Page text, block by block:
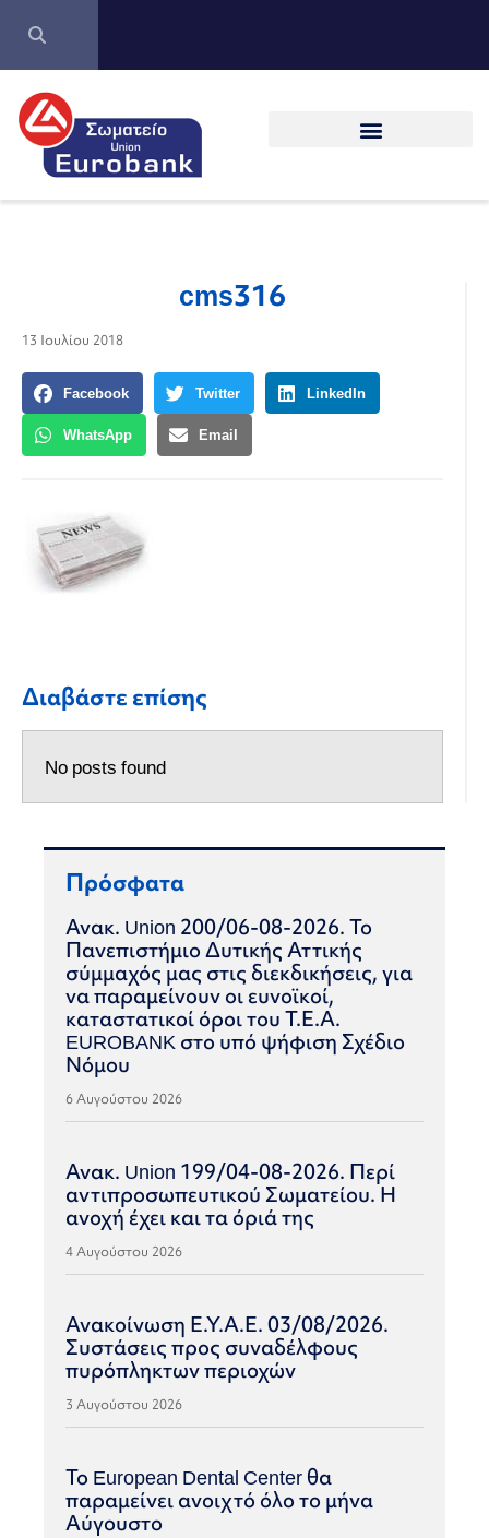
cms316
13 Ιουλίου 2018
Facebook Twitter LinkedIn
WhatsApp Email
Διαβάστε επίσης
No posts found
Πρόσφατα
Ανακ. Union 200/06-08-2026. Το
Πανεπιστήμιο Δυτικής Αττικής
σύμμαχός μας στις διεκδικήσεις, για
να παραμείνουν οι ευνοϊκοί,
καταστατικοί όροι του Τ.Ε.Α.
EUROBANK στο υπό ψήφιση Σχέδιο
Νόμου
6 Αυγούστου 2026
Ανακ. Union 199/04-08-2026. Περί
αντιπροσωπευτικού Σωματείου. Η
ανοχή έχει και τα όριά της
4 Αυγούστου 2026
Ανακοίνωση Ε.Υ.Α.Ε. 03/08/2026.
Συστάσεις προς συναδέλφους
πυρόπληκτων περιοχών
3 Αυγούστου 2026
Το European Dental Center θα
παραμείνει ανοιχτό όλο το μήνα
Αύγουστο